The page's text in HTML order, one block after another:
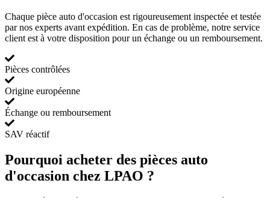
Chaque pièce auto d'occasion est rigoureusement inspectée et testée
par nos experts avant expédition. En cas de problème, notre service
client est à votre disposition pour un échange ou un remboursement.
Pièces contrôlées
Origine européenne
Échange ou remboursement
SAV réactif
Pourquoi acheter des pièces auto
d'occasion chez LPAO ?